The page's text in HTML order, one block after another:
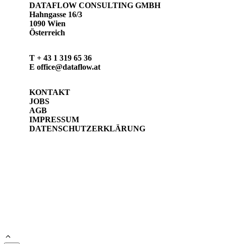
DATAFLOW CONSULTING GMBH
Hahngasse 16/3
1090 Wien
Österreich
T + 43 1 319 65 36
E office@dataflow.at
KONTAKT
JOBS
AGB
IMPRESSUM
DATENSCHUTZERKLÄRUNG